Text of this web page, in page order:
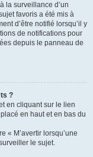
la surveillance d’un
favoris a été mis à
d’être notifié lorsqu’il y
de notifications pour
depuis le panneau de
?
en cliquant sur le lien
en haut et en bas du
« M’avertir lorsqu’une
le sujet.